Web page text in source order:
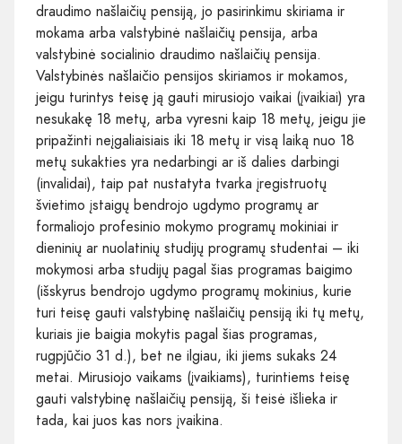
draudimo našlaičių pensiją, jo pasirinkimu skiriama ir
mokama arba valstybinė našlaičių pensija, arba
valstybinė socialinio draudimo našlaičių pensija.
Valstybinės našlaičio pensijos skiriamos ir mokamos,
jeigu turintys teisę ją gauti mirusiojo vaikai (įvaikiai) yra
nesukakę 18 metų, arba vyresni kaip 18 metų, jeigu jie
pripažinti neįgaliaisiais iki 18 metų ir visą laiką nuo 18
metų sukakties yra nedarbingi ar iš dalies darbingi
(invalidai), taip pat nustatyta tvarka įregistruotų
švietimo įstaigų bendrojo ugdymo programų ar
formaliojo profesinio mokymo programų mokiniai ir
dieninių ar nuolatinių studijų programų studentai – iki
mokymosi arba studijų pagal šias programas baigimo
(išskyrus bendrojo ugdymo programų mokinius, kurie
turi teisę gauti valstybinę našlaičių pensiją iki tų metų,
kuriais jie baigia mokytis pagal šias programas,
rugpjūčio 31 d.), bet ne ilgiau, iki jiems sukaks 24
metai. Mirusiojo vaikams (įvaikiams), turintiems teisę
gauti valstybinę našlaičių pensiją, ši teisė išlieka ir
tada, kai juos kas nors įvaikina.